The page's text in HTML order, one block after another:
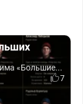
«Большие...
7